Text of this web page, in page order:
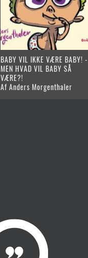
BABY VIL IKKE VÆRE BABY! -
MEN HVAD VIL BABY SÅ
VÆRE?!
Af Anders Morgenthaler